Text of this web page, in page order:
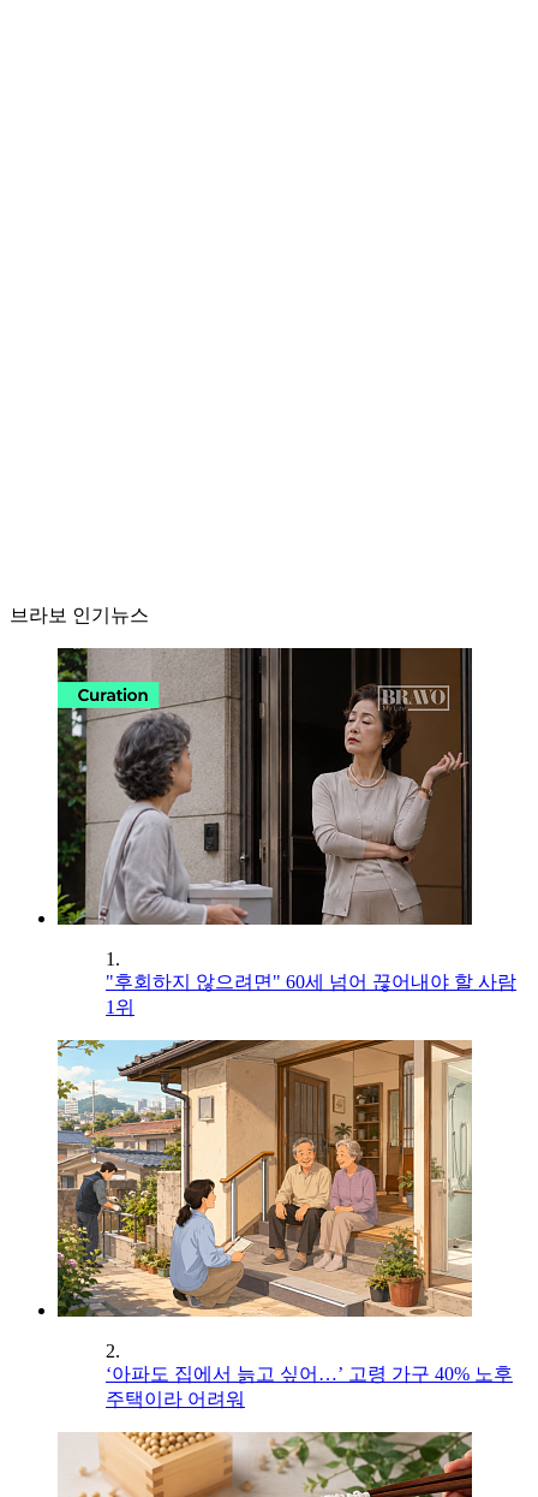
브라보 인기뉴스
1.
"후회하지 않으려면" 60세 넘어 끊어내야 할 사람
1위
2.
‘아파도 집에서 늙고 싶어…’ 고령 가구 40% 노후
주택이라 어려워